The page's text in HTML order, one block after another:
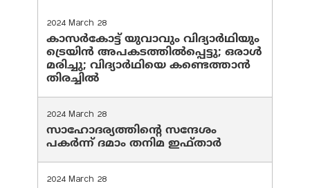
2024 March 28
കാസർകോട്ട് യുവാവും വിദ്യാർഥിയും
ട്രെയിൻ അപകടത്തിൽപ്പെട്ടു; ഒരാൾ
മരിച്ചു; വിദ്യാർഥിയെ കണ്ടെത്താൻ
തിരച്ചിൽ
2024 March 28
സാഹോദര്യത്തിന്റെ സന്ദേശം
പകർന്ന് ദമാം തനിമ ഇഫ്‌താർ
2024 March 28